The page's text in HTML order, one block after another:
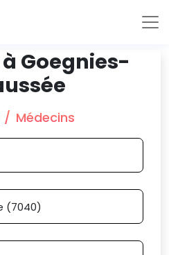
Goegnies-
Médecins